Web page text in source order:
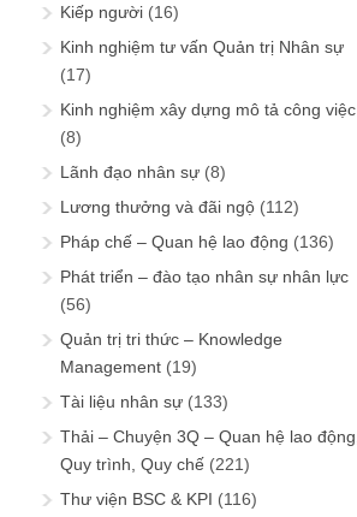
Kiếp người (16)
Kinh nghiệm tư vấn Quản trị Nhân sự
(17)
Kinh nghiệm xây dựng mô tả công việc
(8)
Lãnh đạo nhân sự (8)
Lương thưởng và đãi ngộ (112)
Pháp chế – Quan hệ lao động (136)
Phát triển – đào tạo nhân sự nhân lực
(56)
Quản trị tri thức – Knowledge
Management (19)
Tài liệu nhân sự (133)
Thải – Chuyện 3Q – Quan hệ lao động,
Quy trình, Quy chế (221)
Thư viện BSC & KPI (116)